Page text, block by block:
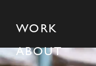
WORK
ABOUT